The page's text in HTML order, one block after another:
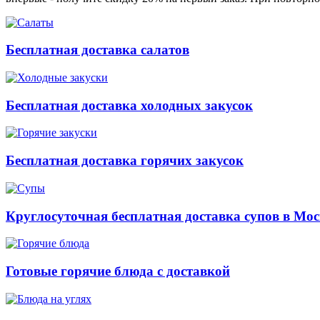
Бесплатная доставка салатов
Бесплатная доставка холодных закусок
Бесплатная доставка горячих закусок
Круглосуточная бесплатная доставка супов в
Готовые горячие блюда с доставкой